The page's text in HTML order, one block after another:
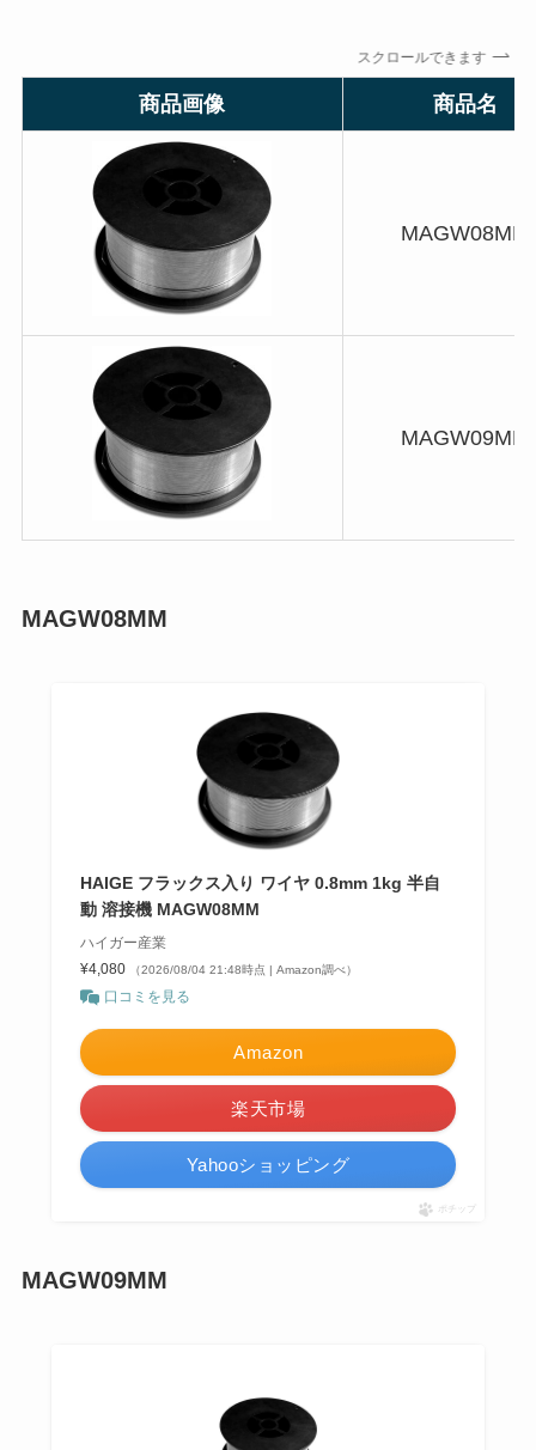
スクロールできます
商品画像 商品名
MAGW08MM
MAGW09MM
MAGW08MM
HAIGE フラックス入り ワイヤ 0.8mm 1kg 半自
動 溶接機 MAGW08MM
ハイガー産業
¥4,080
（2026/08/04 21:48時点 | Amazon調べ）
口コミを見る
Amazon
楽天市場
Yahooショッピング
ポチップ
MAGW09MM